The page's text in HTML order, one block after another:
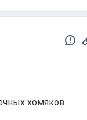
хомяков